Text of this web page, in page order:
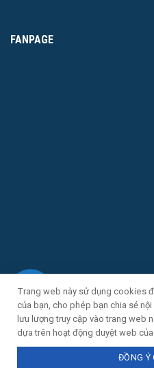
FANPAGE
CÔNG TY
Trang web này sử dụng cookies
của bạn, cho phép bạn chia sẻ
lưu lượng truy cập vào trang web
dựa trên hoạt động duyệt web
ĐỒNG Ý